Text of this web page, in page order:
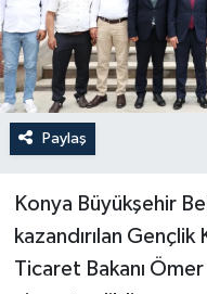
Paylaş
Konya Büyükşehir
kazandırılan
Ticaret Bakanı